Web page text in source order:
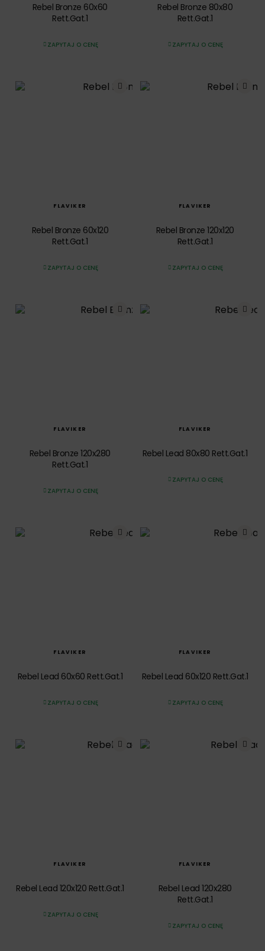
Rebel Bronze 60x60
Rett.Gat.1
ZAPYTAJ O CENĘ
Rebel Bronze 80x80
Rett.Gat.1
ZAPYTAJ O CENĘ
FLAVIKER
Rebel Bronze 60x120
Rett.Gat.1
ZAPYTAJ O CENĘ
FLAVIKER
Rebel Bronze 120x120
Rett.Gat.1
ZAPYTAJ O CENĘ
FLAVIKER
Rebel Bronze 120x280
Rett.Gat.1
ZAPYTAJ O CENĘ
FLAVIKER
Rebel Lead 80x80 Rett.Gat.1
ZAPYTAJ O CENĘ
FLAVIKER
Rebel Lead 60x60 Rett.Gat.1
ZAPYTAJ O CENĘ
FLAVIKER
Rebel Lead 60x120 Rett.Gat.1
ZAPYTAJ O CENĘ
FLAVIKER
Rebel Lead 120x120 Rett.Gat.1
ZAPYTAJ O CENĘ
FLAVIKER
Rebel Lead 120x280
Rett.Gat.1
ZAPYTAJ O CENĘ